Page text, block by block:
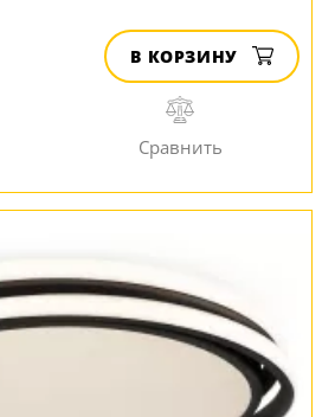
В КОРЗИНУ